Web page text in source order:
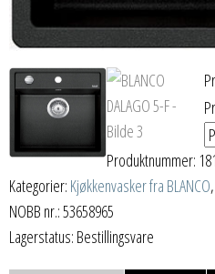
Produktnummer:
Kategorier: Kjøkkenvasker fra BLANCO,
NOBB nr.: 53658965
Lagerstatus: Bestillingsvare